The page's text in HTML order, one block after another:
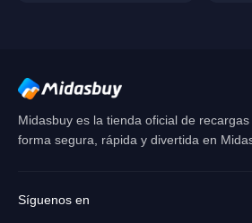
Midasbuy es la tienda oficial de
forma segura, rápida y divertida en
Síguenos en